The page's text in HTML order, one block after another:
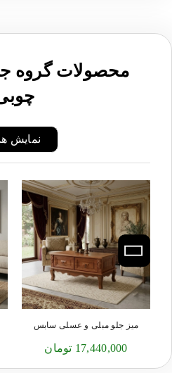
محصولات گروه
نمایش
میز جلو مبلی و عسلی سابس
17,440,000 تومان